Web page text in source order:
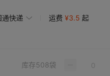
通快递 运费 ¥3.5 起
库存508袋